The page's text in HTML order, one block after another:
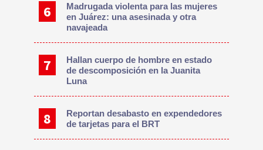
Madrugada violenta para las mujeres
en Juárez: una asesinada y otra
navajeada
Hallan cuerpo de hombre en estado
de descomposición en la Juanita
Luna
Reportan desabasto en expendedores
de tarjetas para el BRT